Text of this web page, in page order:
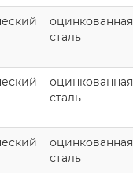
оцинкованная
сталь
оцинкованная
сталь
оцинкованная
сталь